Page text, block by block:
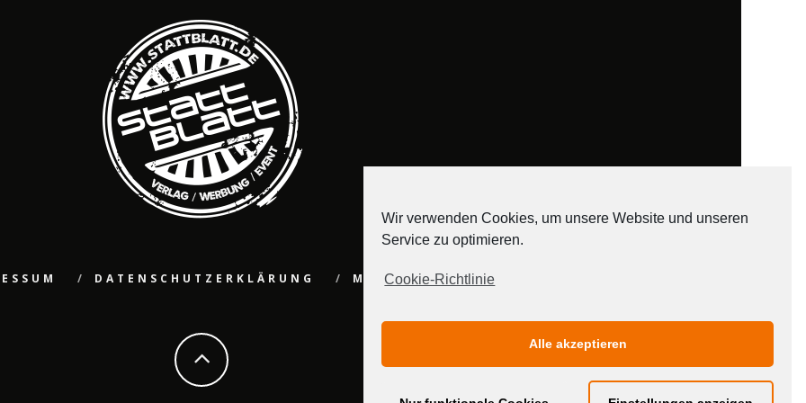
DATENSCHUTZERKLÄRUNG MEDIADATEN
Wir verwenden Cookies, um unsere Website und unseren
Service zu optimieren.
Cookie-Richtlinie
Alle akzeptieren